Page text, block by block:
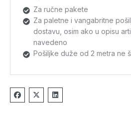
Za ručne pakete
Za paletne i vangabritne
dostavu, osim ako u opisu
navedeno
Pošiljke duže od 2 metra ne